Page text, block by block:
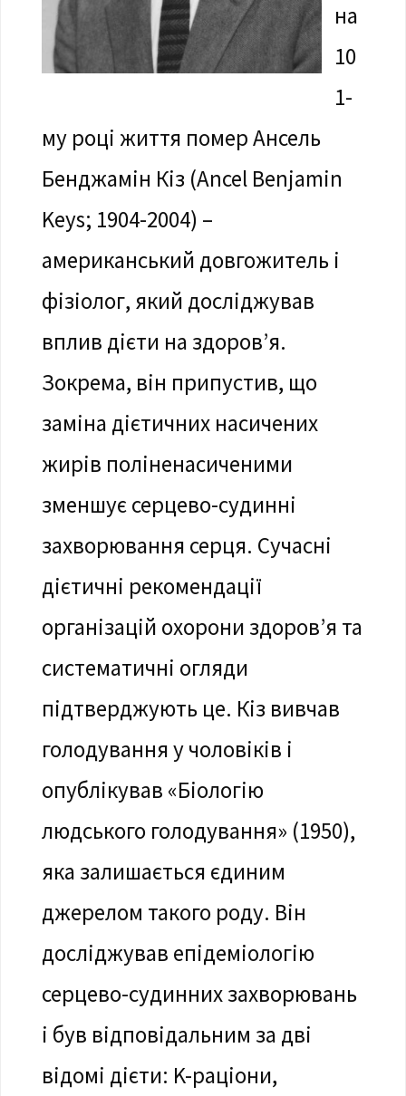
на
10
1-
му році життя помер Ансель
Бенджамін Кіз (Ancel Benjamin
Keys; 1904-2004) –
американський довгожитель і
фізіолог, який досліджував
вплив дієти на здоров’я.
Зокрема, він припустив, що
заміна дієтичних насичених
жирів поліненасиченими
зменшує серцево-судинні
захворювання серця. Сучасні
дієтичні рекомендації
організацій охорони здоров’я та
систематичні огляди
підтверджують це. Кіз вивчав
голодування у чоловіків і
опублікував «Біологію
людського голодування» (1950),
яка залишається єдиним
джерелом такого роду. Він
досліджував епідеміологію
серцево-судинних захворювань
і був відповідальним за дві
відомі дієти: K-раціони,